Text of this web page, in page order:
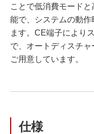
ことで低消費モード
能で、システムの動
ます。CE端子により
で、オートディスチ
ご用意しています。
仕様